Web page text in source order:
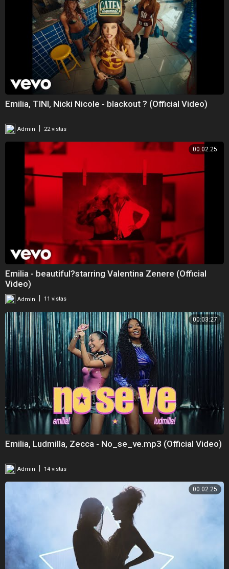
Emilia, TINI, Nicki Nicole - blackout ? (Official Video)
Admin 22 vistas
00:02:25
Emilia - beautiful?starring Valentina Zenere (Official
Video)
Admin 11 vistas
00:03:27
Emilia, Ludmilla, Zecca - No_se_ve.mp3 (Official Video)
Admin 14 vistas
00:02:25